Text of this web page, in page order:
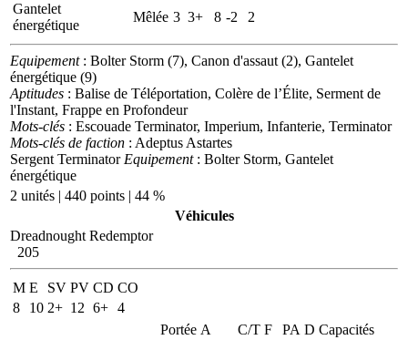
Gantelet
énergétique
Mêlée 3 3+ 8 -2 2
Equipement: Bolter Storm (7), Canon d'assaut (2), Gantelet
énergétique (9)
Aptitudes : Balise de Téléportation, Colère de l’Élite, Serment de
l'Instant, Frappe en Profondeur
Mots-clés : Escouade Terminator, Imperium, Infanterie, Terminator
Mots-clés de faction : Adeptus Astartes
Sergent Terminator Equipement: Bolter Storm, Gantelet
énergétique
2 unités | 440 points | 44 %
Véhicules
Dreadnought Redemptor
205
M E SV PV CD CO
8
10 2+ 12 6+ 4
Portée A C/T F PA D Capacités